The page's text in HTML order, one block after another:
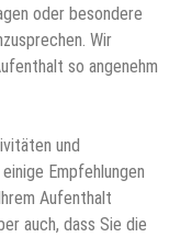
oder besondere
Wir
so angenehm
und
Empfehlungen
Aufenthalt
auch, dass Sie die